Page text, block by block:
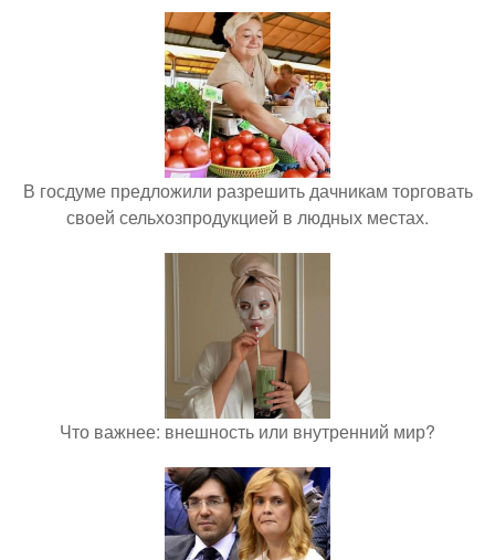
В госдуме предложили разрешить дачникам торговать
своей сельхозпродукцией в людных местах.
Что важнее: внешность или внутренний мир?